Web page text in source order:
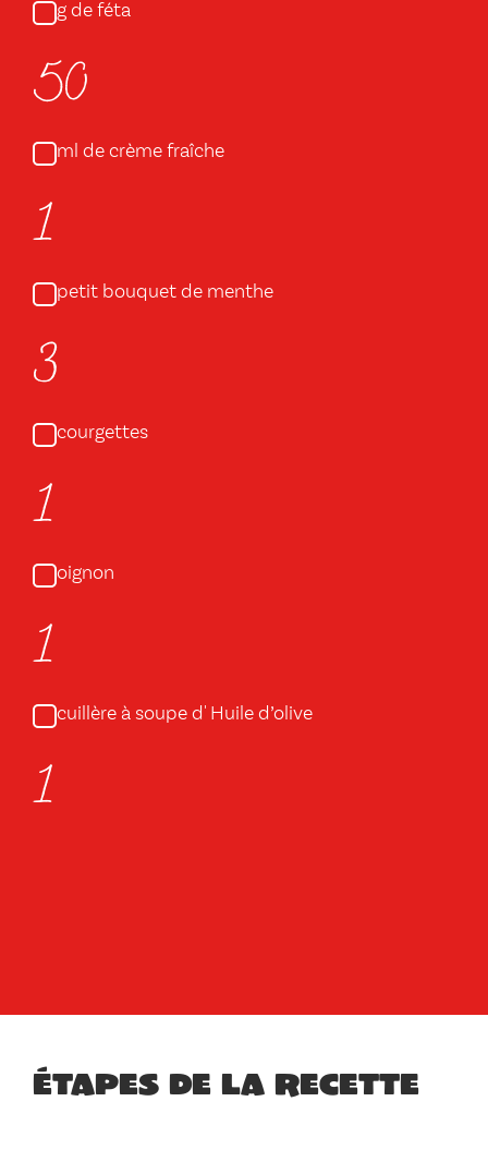
g de féta
50
ml de crème fraîche
1
petit bouquet de menthe
3
courgettes
1
oignon
1
cuillère à soupe d' Huile d’olive
1
Étapes de la recette